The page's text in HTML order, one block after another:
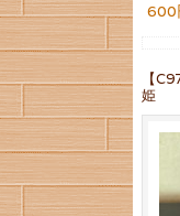
600
【
姫